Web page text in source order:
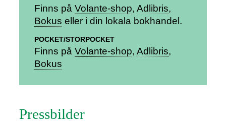
Finns på Volante-shop Adlibris
Bokus eller i din lokala bokhandel.
POCKET/STORPOCKET
Finns på Volante-shop Adlibris
Bokus
Pressbilder